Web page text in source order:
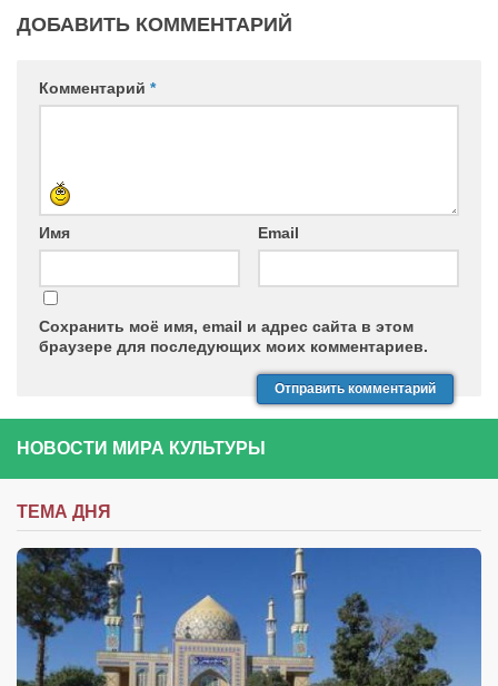
ДОБАВИТЬ КОММЕНТАРИЙ
Комментарий *
Имя Email
Сохранить моё имя, email и адрес сайта в этом
браузере для последующих моих комментариев.
НОВОСТИ МИРА КУЛЬТУРЫ
ТЕМА ДНЯ